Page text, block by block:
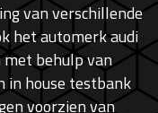
van verschillende
het automerk audi
behulp van
in house testbank
voorzien van